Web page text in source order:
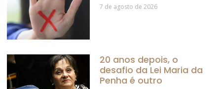
7 de agosto de 2026
20 anos depois, o
desafio da Lei Maria da
Penha é outro